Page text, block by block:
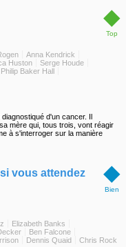
bel et bien « over ».
◆
Top
Anna Kendrick
Huston
Serge Houde
Philip Baker Hall
d'un cancer. Il
mère qui, tous trois, vont réagir
à s'interroger sur la manière
◆
Bien
vous attendez
Elizabeth Banks
Ben Falcone
Dennis Quaid
Chris Rock